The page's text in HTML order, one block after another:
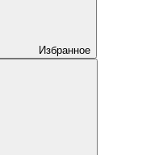
Избранное